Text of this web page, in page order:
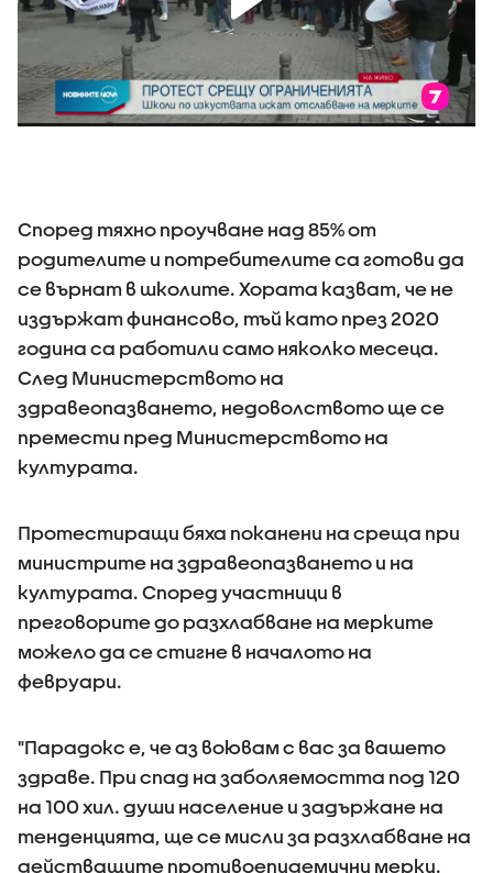
Според тяхно проучване над 85% от
родителите и потребителите са готови да
се върнат в школите. Хората казват, че не
издържат финансово, тъй като през 2020
година са работили само няколко месеца.
След Министерството на
здравеопазването, недоволството ще се
премести пред Министерството на
културата.
Протестиращи бяха поканени на среща при
министрите на здравеопазването и на
културата. Според участници в
преговорите до разхлабване на мерките
можело да се стигне в началото на
февруари.
"Парадокс е, че аз воювам с вас за вашето
здраве. При спад на заболяемостта под 120
на 100 хил. души население и задържане на
тенденцията, ще се мисли за разхлабване на
действащите противоепидемични мерки.